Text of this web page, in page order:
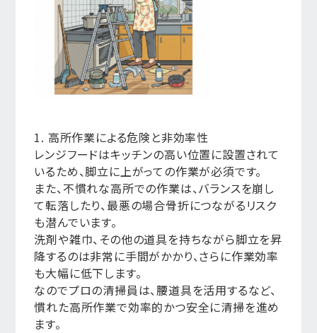
1. 高所作業による危険と非効率性
レンジフードはキッチンの高い位置に設置されて
いるため、脚立に上がっての作業が必須です。
また、不慣れな高所での作業は、バランスを崩し
て転落したり、最悪の場合骨折につながるリスク
も潜んでいます。
洗剤や雑巾、その他の道具を持ちながら脚立を昇
降するのは非常に手間がかかり、さらに作業効率
も大幅に低下します。
なのでプロの清掃員は、腰道具を活用するなど、
慣れた高所作業で効率的かつ安全に清掃を進め
ます。